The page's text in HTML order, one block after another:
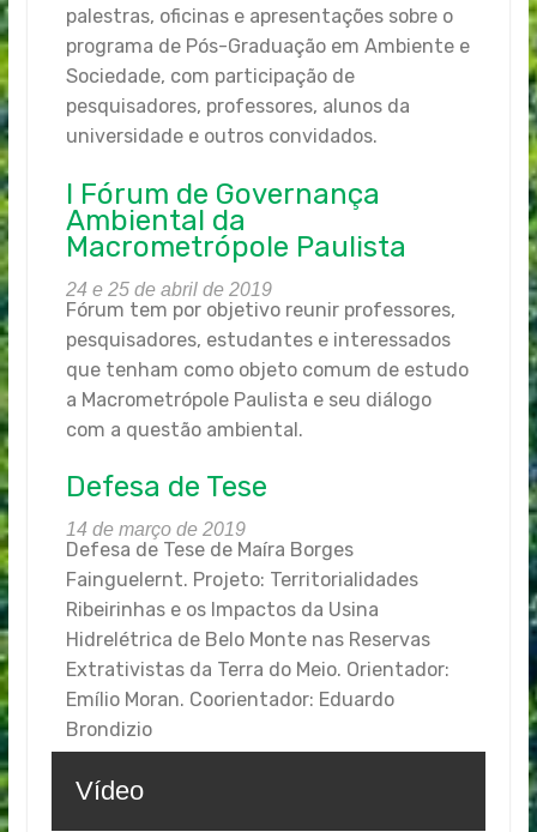
palestras, oficinas e apresentações sobre o
programa de Pós-Graduação em Ambiente e
Sociedade, com participação de
pesquisadores, professores, alunos da
universidade e outros convidados.
I Fórum de Governança
Ambiental da
Macrometrópole Paulista
24 e 25 de abril de 2019
Fórum tem por objetivo reunir professores,
pesquisadores, estudantes e interessados
que tenham como objeto comum de estudo
a Macrometrópole Paulista e seu diálogo
com a questão ambiental.
Defesa de Tese
14 de março de 2019
Defesa de Tese de Maíra Borges
Fainguelernt. Projeto: Territorialidades
Ribeirinhas e os Impactos da Usina
Hidrelétrica de Belo Monte nas Reservas
Extrativistas da Terra do Meio. Orientador:
Emílio Moran. Coorientador: Eduardo
Brondizio
Vídeo